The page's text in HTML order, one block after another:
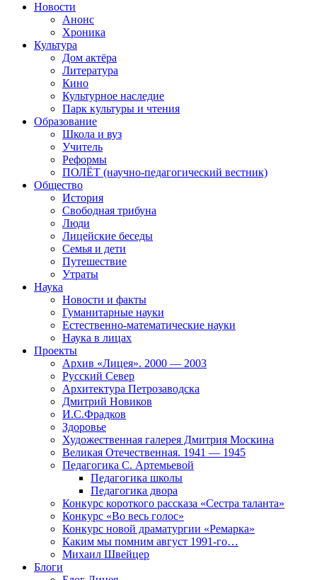
Новости
Анонс
Хроника
Культура
Дом актёра
Литература
Кино
Культурное наследие
Парк культуры и чтения
Образование
Школа и вуз
Учитель
Реформы
ПОЛЁТ (научно-педагогический вестник)
Общество
История
Свободная трибуна
Люди
Лицейские беседы
Семья и дети
Путешествие
Утраты
Наука
Новости и факты
Гуманитарные науки
Естественно-математические науки
Наука в лицах
Проекты
Архив «Лицея». 2000 — 2003
Русский Север
Архитектура Петрозаводска
Дмитрий Новиков
И.С.Фрадков
Здоровье
Художественная галерея Дмитрия Москина
Великая Отечественная. 1941 — 1945
Педагогика С. Артемьевой
Педагогика школы
Педагогика двора
Конкурс короткого рассказа «Сестра таланта»
Конкурс «Во весь голос»
Конкурс новой драматургии «Ремарка»
Каким мы помним август 1991-го…
Михаил Швейцер
Блоги